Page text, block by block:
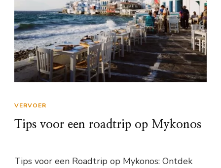
VERVOER
Tips voor een roadtrip op Mykonos
Tips voor een Roadtrip op Mykonos: Ontdek